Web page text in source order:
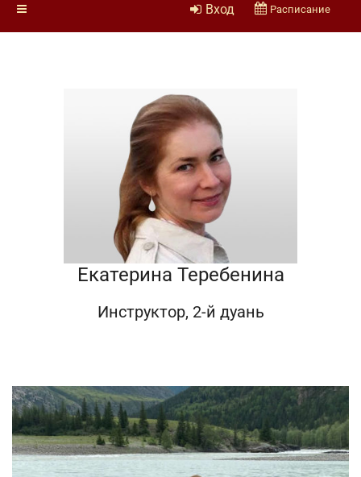
Вход Расписание
Екатерина Теребенина
Инструктор, 2-й дуань